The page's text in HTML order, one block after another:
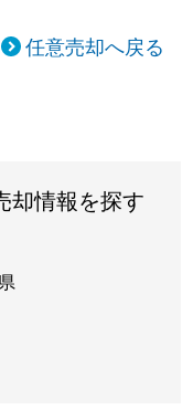
任意売却へ戻る
却情報を探す